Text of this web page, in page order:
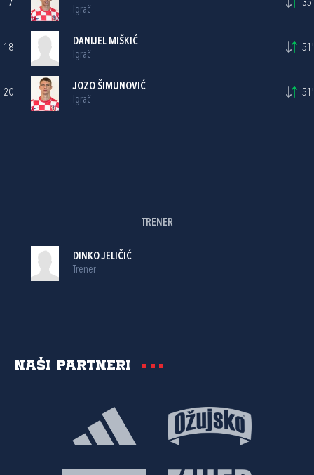
17
Igrač
35'
18
DANIJEL MIŠKIĆ
Igrač
51'
20
JOZO ŠIMUNOVIĆ
Igrač
51'
TRENER
DINKO JELIČIĆ
Trener
Naši partneri